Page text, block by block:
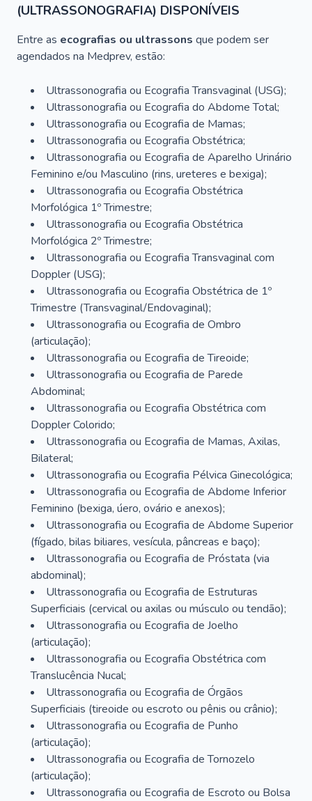
(ULTRASSONOGRAFIA) DISPONÍVEIS
Entre as ecografias ou ultrassons que podem ser
agendados na Medprev, estão:
Ultrassonografia ou Ecografia Transvaginal (USG);
Ultrassonografia ou Ecografia do Abdome Total;
Ultrassonografia ou Ecografia de Mamas;
Ultrassonografia ou Ecografia Obstétrica;
Ultrassonografia ou Ecografia de Aparelho Urinário
Feminino e/ou Masculino (rins, ureteres e bexiga);
Ultrassonografia ou Ecografia Obstétrica
Morfológica 1º Trimestre;
Ultrassonografia ou Ecografia Obstétrica
Morfológica 2º Trimestre;
Ultrassonografia ou Ecografia Transvaginal com
Doppler (USG);
Ultrassonografia ou Ecografia Obstétrica de 1º
Trimestre (Transvaginal/Endovaginal);
Ultrassonografia ou Ecografia de Ombro
(articulação);
Ultrassonografia ou Ecografia de Tireoide;
Ultrassonografia ou Ecografia de Parede
Abdominal;
Ultrassonografia ou Ecografia Obstétrica com
Doppler Colorido;
Ultrassonografia ou Ecografia de Mamas, Axilas,
Bilateral;
Ultrassonografia ou Ecografia Pélvica Ginecológica;
Ultrassonografia ou Ecografia de Abdome Inferior
Feminino (bexiga, úero, ovário e anexos);
Ultrassonografia ou Ecografia de Abdome Superior
(fígado, bilas biliares, vesícula, pâncreas e baço);
Ultrassonografia ou Ecografia de Próstata (via
abdominal);
Ultrassonografia ou Ecografia de Estruturas
Superficiais (cervical ou axilas ou músculo ou tendão);
Ultrassonografia ou Ecografia de Joelho
(articulação);
Ultrassonografia ou Ecografia Obstétrica com
Translucência Nucal;
Ultrassonografia ou Ecografia de Órgãos
Superficiais (tireoide ou escroto ou pênis ou crânio);
Ultrassonografia ou Ecografia de Punho
(articulação);
Ultrassonografia ou Ecografia de Tornozelo
(articulação);
Ultrassonografia ou Ecografia de Escroto ou Bolsa